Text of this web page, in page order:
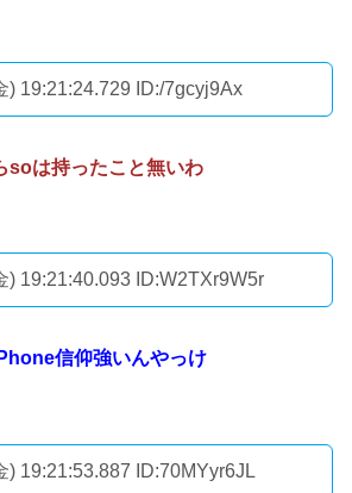
) 19:21:24.729 ID:/7gcyj9Ax
soは持ったこと無いわ
) 19:21:40.093 ID:W2TXr9W5r
信仰強いんやっけ
) 19:21:53.887 ID:70MYyr6JL